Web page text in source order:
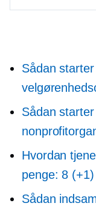
Sådan
Sådan
Hvordan
penge: 8
Sådan